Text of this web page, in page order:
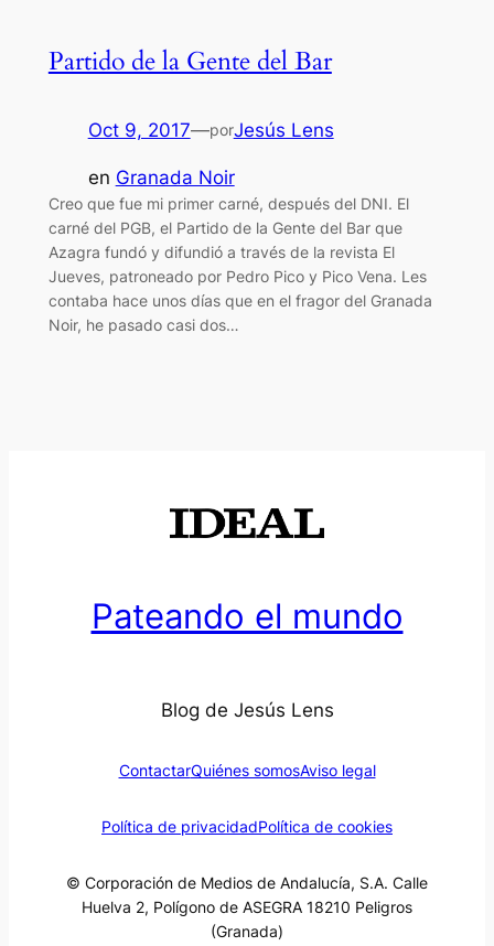
Partido de la Gente del Bar
Oct 9, 2017—porJesús Lens
en Granada Noir
Creo que fue mi primer carné, después del DNI. El
carné del PGB, el Partido de la Gente del Bar que
Azagra fundó y difundió a través de la revista El
Jueves, patroneado por Pedro Pico y Pico Vena. Les
contaba hace unos días que en el fragor del Granada
Noir, he pasado casi dos…
Pateando el mundo
Blog de Jesús Lens
ContactarQuiénes somosAviso legal
Política de privacidadPolítica de cookies
© Corporación de Medios de Andalucía, S.A. Calle
Huelva 2, Polígono de ASEGRA 18210 Peligros
(Granada)